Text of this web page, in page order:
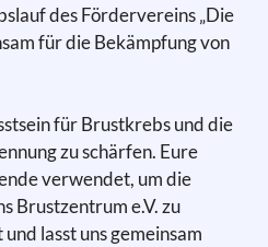
des Fördervereins „Die
für die Bekämpfung von
für Brustkrebs und die
zu schärfen. Eure
verwendet, um die
Brustzentrum e.V. zu
lasst uns gemeinsam